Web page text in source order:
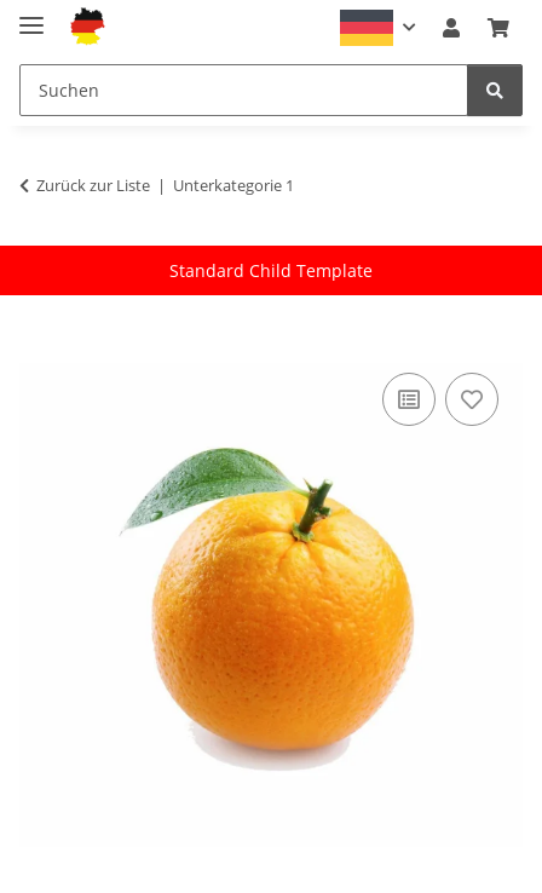
Zurück zur Liste Unterkategorie 1
Standard Child Template